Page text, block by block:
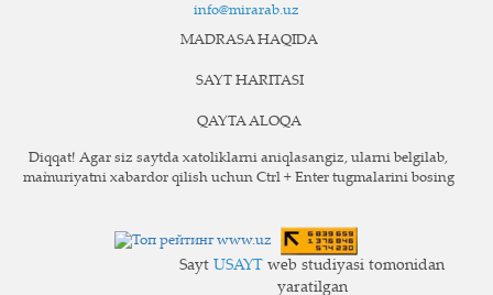
info@mirarab.uz
MADRASA HAQIDA
SAYT HARITASI
QAYTA ALOQA
Diqqat! Agar siz saytda xatoliklarni aniqlasangiz, ularni belgilab,
ma`muriyatni xabardor qilish uchun Ctrl + Enter tugmalarini bosing
Sayt USAYT web studiyasi tomonidan
yaratilgan